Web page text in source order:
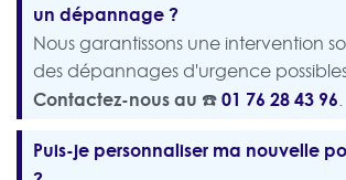
un dépannage ?
Nous garantissons une intervention
des dépannages d'urgence
Contactez-nous au ☎️01 76 28 43 96.
Puis-je personnaliser ma nouvelle